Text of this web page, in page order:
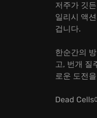
저주가 깃
일리시 액
겁니다.
한순간의
고, 번개 질
로운 도전
Dead Cells